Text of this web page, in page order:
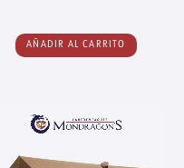
AÑADIR AL CARRITO